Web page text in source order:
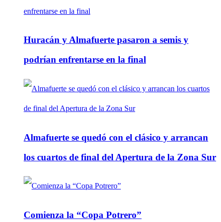
Huracán y Almafuerte pasaron a semis y
podrían enfrentarse en la final
Almafuerte se quedó con el clásico y arrancan
los cuartos de final del Apertura de la Zona Sur
Comienza la “Copa Potrero”